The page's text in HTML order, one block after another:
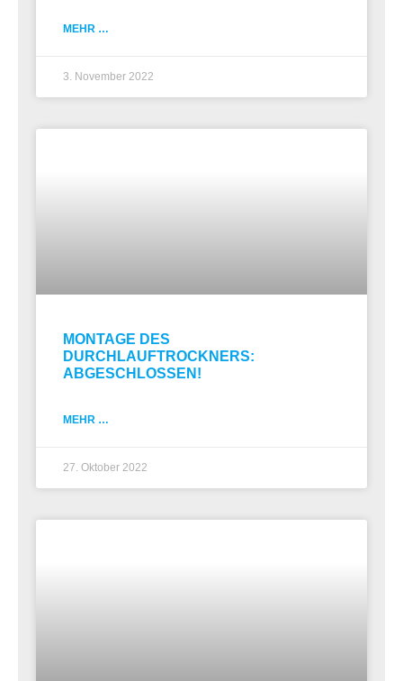
MEHR …
3. November 2022
MONTAGE DES
DURCHLAUFTROCKNERS:
ABGESCHLOSSEN!
MEHR …
27. Oktober 2022